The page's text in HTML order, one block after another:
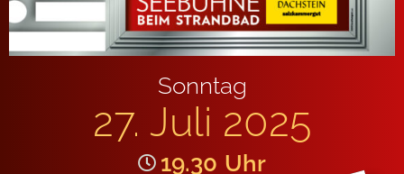
Sonntag
27. Juli 2025
19.30 Uhr